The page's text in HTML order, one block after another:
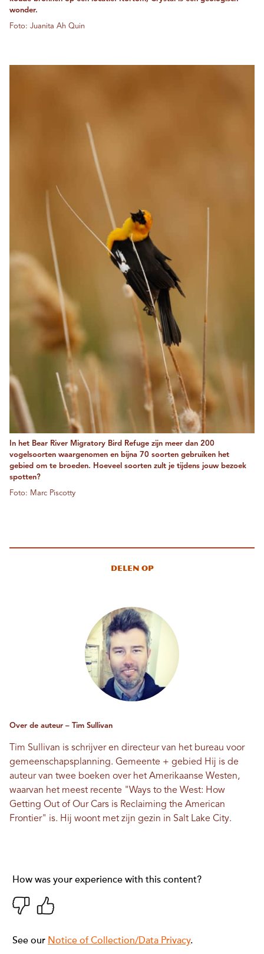
wonder.
Foto: Juanita Ah Quin
In het Bear River Migratory Bird Refuge zijn meer dan 200
vogelsoorten waargenomen en bijna 70 soorten gebruiken het
gebied om te broeden. Hoeveel soorten zult je tijdens jouw bezoek
spotten?
Foto: Marc Piscotty
Delen op
Over de auteur – Tim Sullivan
Tim Sullivan is schrijver en directeur van het bureau voor
gemeenschapsplanning. Gemeente + gebied Hij is de
auteur van twee boeken over het Amerikaanse Westen,
waarvan het meest recente "Ways to the West: How
Getting Out of Our Cars is Reclaiming the American
Frontier" is. Hij woont met zijn gezin in Salt Lake City.